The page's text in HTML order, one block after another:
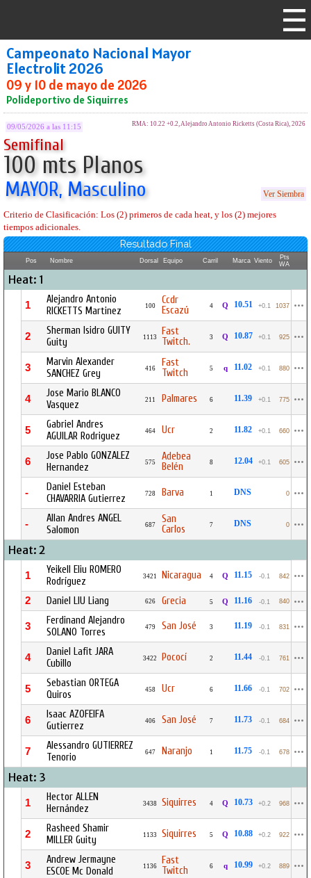
Campeonato Nacional Mayor
Electrolit 2026
09 y 10 de mayo de 2026
Polideportivo de Siquirres
09/05/2026 a las 11:15 RMA: 10.22 +0.2, Alejandro Antonio Ricketts (Costa Rica), 2026
Semifinal
100 mts Planos
MAYOR, Masculino Ver Siembra
Criterio de Clasificación: Los (2) primeros de cada heat, y los (2) mejores
tiempos adicionales.
Resultado Final
Pos Nombre Dorsal Equipo Carril Marca Viento
Pts
WA
Heat: 1
1
Alejandro Antonio
RICKETTS Martinez
100
Ccdr
Escazú
4 Q 10.51 +0.1 1037
2
Sherman Isidro GUITY
Guity
1113
Fast
Twitch.
3 Q 10.87 +0.1 925
3
Marvin Alexander
SANCHEZ Grey
416
Fast
Twitch
5 q 11.02 +0.1 880
4
Jose Mario BLANCO
Vasquez
211 Palmares 6 11.39 +0.1 775
5
Gabriel Andres
AGUILAR Rodriguez
464 Ucr 2 11.82 +0.1 660
6
Jose Pablo GONZALEZ
Hernandez
575
Adebea
Belén
8 12.04 +0.1 605
-
Daniel Esteban
CHAVARRIA Gutierrez
728 Barva 1 DNS 0
-
Allan Andres ANGEL
Salomon
687
San
Carlos
7 DNS 0
Heat: 2
1
Yeikell Eliu ROMERO
Rodríguez
3421 Nicaragua 4 Q 11.15 -0.1 842
2 Daniel LIU Liang 626 Grecia 5 Q 11.16 -0.1 840
3
Ferdinand Alejandro
SOLANO Torres
479 San José 3 11.19 -0.1 831
4
Daniel Lafit JARA
Cubillo
3422 Pococí 2 11.44 -0.1 761
5
Sebastian ORTEGA
Quiros
458 Ucr 6 11.66 -0.1 702
6
Isaac AZOFEIFA
Gutierrez
406 San José 7 11.73 -0.1 684
7
Alessandro GUTIERREZ
Tenorio
647 Naranjo 1 11.75 -0.1 678
Heat: 3
1
Hector ALLEN
Hernández
3438 Siquirres 4 Q 10.73 +0.2 968
2
Rasheed Shamir
MILLER Guity
1133 Siquirres 5 Q 10.88 +0.2 922
3
Andrew Jermayne
ESCOE Mc Donald
1136
Fast
Twitch
6 q 10.99 +0.2 889